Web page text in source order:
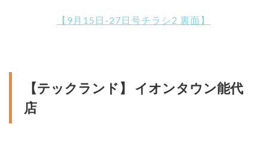
【9月15日-27日号チラシ2 裏面】
【テックランド】 イオンタウン能代
店